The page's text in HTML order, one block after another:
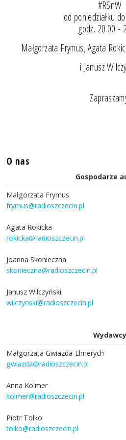
#RSnW
od poniedziałku
godz. 20.00 -
Małgorzata Frymus, Agata
i Janusz
O nas
Gospodarze
Małgorzata Frymus
frymus@radioszczecin.pl
Agata Rokicka
rokicka@radioszczecin.pl
Joanna Skonieczna
skonieczna@radioszczecin.pl
Janusz Wilczyński
wilczynski@radioszczecin.pl
Wydawcy
Małgorzata Gwiazda-Elmerych
gwiazda@radioszczecin.pl
Anna Kolmer
kolmer@radioszczecin.pl
Piotr Tolko
tolko@radioszczecin.pl